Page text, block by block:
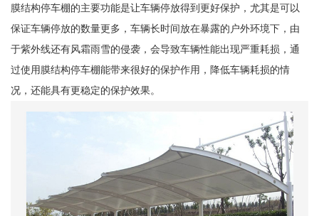
膜结构停车棚的主要功能是让车辆停放得到更好保护，尤其是可以
保证车辆停放的数量更多，车辆长时间放在暴露的户外环境下，由
于紫外线还有风霜雨雪的侵袭，会导致车辆性能出现严重耗损，通
过使用膜结构停车棚能带来很好的保护作用，降低车辆耗损的情
况，还能具有更稳定的保护效果。